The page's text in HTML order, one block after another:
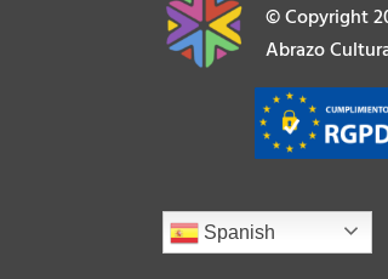
© Copyright
Abrazo
Spanish